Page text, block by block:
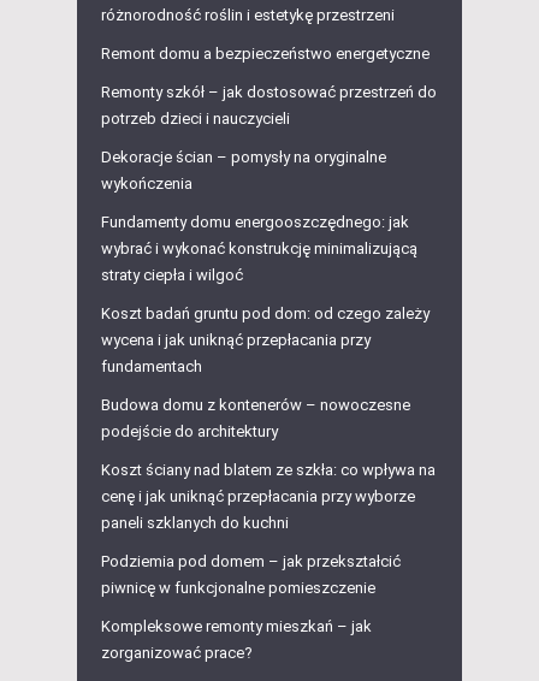
różnorodność roślin i estetykę przestrzeni
Remont domu a bezpieczeństwo energetyczne
Remonty szkół – jak dostosować przestrzeń do
potrzeb dzieci i nauczycieli
Dekoracje ścian – pomysły na oryginalne
wykończenia
Fundamenty domu energooszczędnego: jak
wybrać i wykonać konstrukcję minimalizującą
straty ciepła i wilgoć
Koszt badań gruntu pod dom: od czego zależy
wycena i jak uniknąć przepłacania przy
fundamentach
Budowa domu z kontenerów – nowoczesne
podejście do architektury
Koszt ściany nad blatem ze szkła: co wpływa na
cenę i jak uniknąć przepłacania przy wyborze
paneli szklanych do kuchni
Podziemia pod domem – jak przekształcić
piwnicę w funkcjonalne pomieszczenie
Kompleksowe remonty mieszkań – jak
zorganizować prace?